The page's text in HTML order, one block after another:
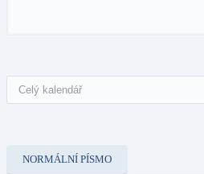
NORMÁLNÍ PÍSMO